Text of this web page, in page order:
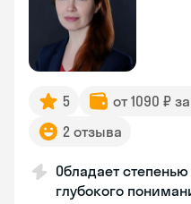
5 от 1090 ₽
2 отзыва
Обладает
глубокого